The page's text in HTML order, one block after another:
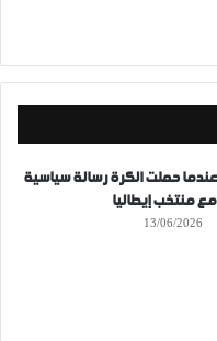
عندما حملت الكرة رسالة سياسية
مع منتخب إيطاليا
13/06/2026